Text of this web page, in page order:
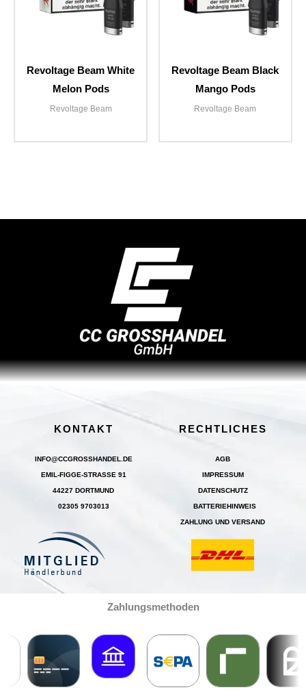
Revoltage Beam White
Melon Pods
Revoltage Beam
Revoltage Beam Black
Mango Pods
Revoltage Beam
KONTAKT
INFO@CCGROSSHANDEL.DE
EMIL-FIGGE-STRASSE 91
44227 DORTMUND
02305 9703013
RECHTLICHES
AGB
IMPRESSUM
DATENSCHUTZ
BATTERIEHINWEIS
ZAHLUNG UND VERSAND
Zahlungsmethoden